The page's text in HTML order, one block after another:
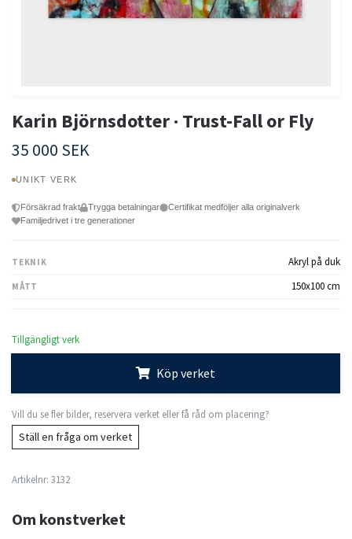
Karin Björnsdotter · Trust-Fall or Fly
35 000 SEK
UNIKT VERK
Försäkrad frakt Trygga betalningar
Certifikat medföljer alla originalverk
Familjedrivet i tre generationer
TEKNIK Akryl på duk
MÅTT 150x100 cm
Tillgängligt verk
Köp verket
Vill du se fler bilder, reservera verket eller få råd om placering?
Ställ en fråga om verket
Artikelnr: 3132
Om konstverket